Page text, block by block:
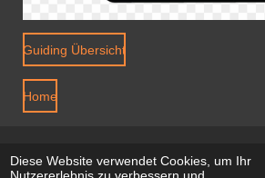
Diese Website verwendet Cookies, um Ihr
Guiding Übersicht
Home